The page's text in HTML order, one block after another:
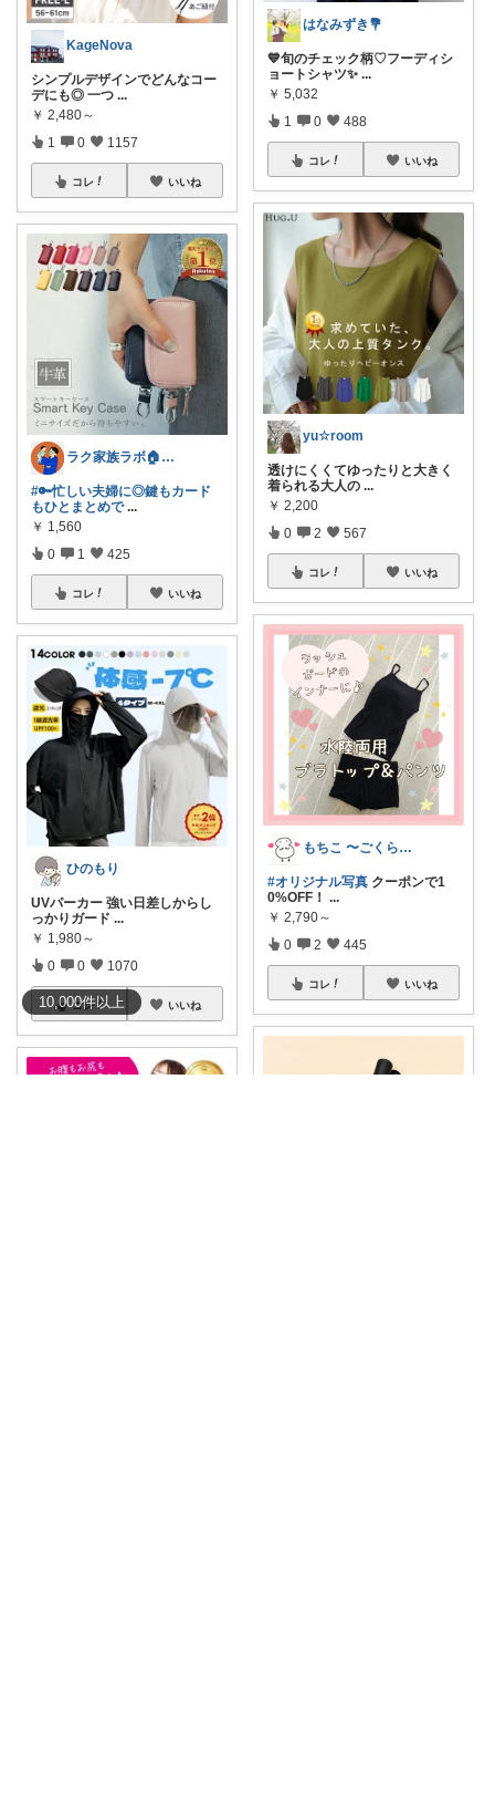
10,000件以上
KageNova
シンプルデザインでどんなコー
デにも◎ 一つ ...
￥ 2,480～
1 0 1157
コレ いいね
ラク家族ラボ🏠️30代子育てパパルーム
#🔑忙しい夫婦に◎鍵もカード
もひとまとめで ...
￥ 1,560
0 1 425
コレ いいね
ひのもり
UVパーカー 強い日差しからし
っかりガード ...
￥ 1,980～
0 0 1070
コレ いいね
はなみずき💐
💙旬のチェック柄♡フーディシ
ョートシャツ✨ ...
￥ 5,032
1 0 488
コレ いいね
yu☆room
透けにくくてゆったりと大きく
着られる大人の ...
￥ 2,200
0 2 567
コレ いいね
もちこ 〜ごくらく＆かわいい生活♪
#オリジナル写真 クーポンで1
0%OFF！ ...
￥ 2,790～
0 2 445
コレ いいね